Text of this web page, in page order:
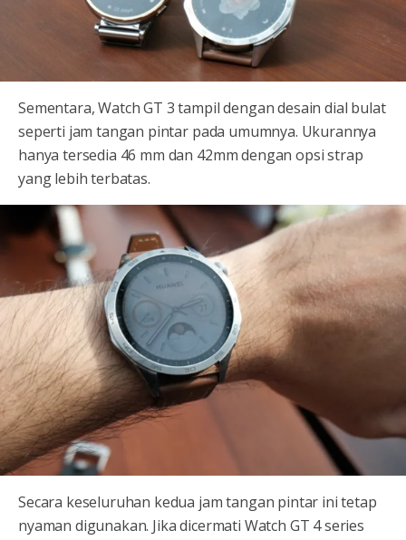
Sementara, Watch GT 3 tampil dengan desain dial bulat
seperti jam tangan pintar pada umumnya. Ukurannya
hanya tersedia 46 mm dan 42mm dengan opsi strap
yang lebih terbatas.
Secara keseluruhan kedua jam tangan pintar ini tetap
nyaman digunakan. Jika dicermati Watch GT 4 series